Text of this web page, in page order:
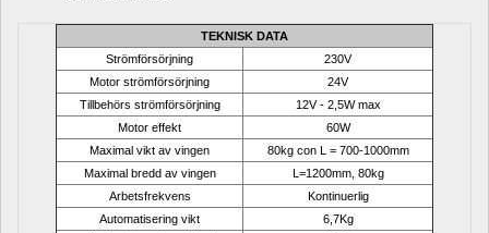
TEKNISK DATA
Strömförsörjning
230V
Motor strömförsörjning
24V
Tillbehörs strömförsörjning
12V - 2,5W max
Motor effekt
60W
Maximal vikt av vingen
80kg con L = 700-1000mm
Maximal bredd av vingen
L=1200mm, 80kg
Arbetsfrekvens
Kontinuerlig
Automatisering vikt
6,7Kg